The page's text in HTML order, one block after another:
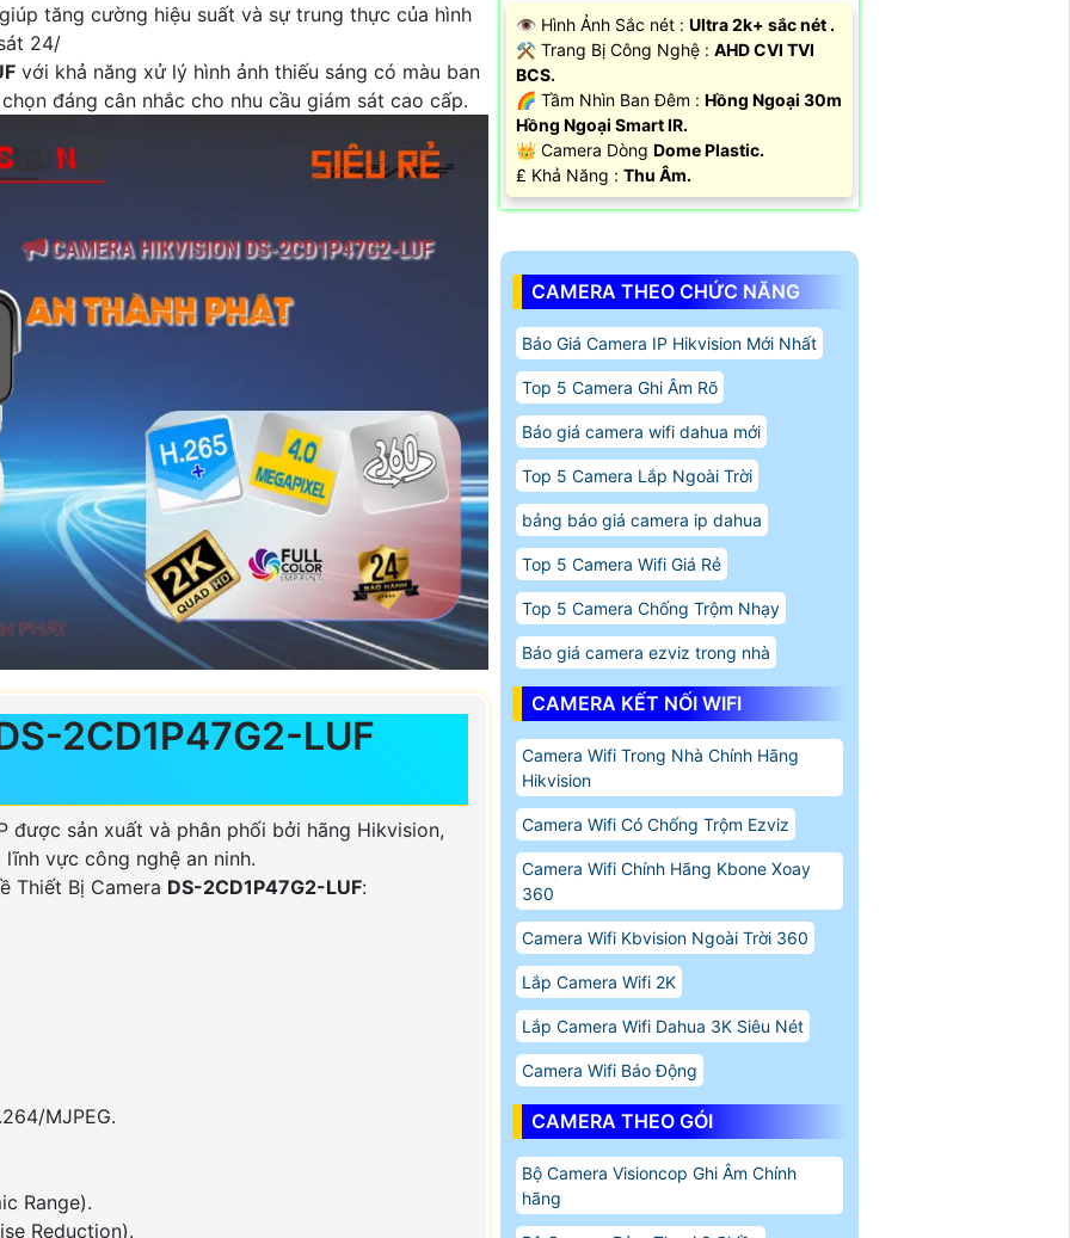
tăng cường hiệu suất và sự trung thực của hình
24/
với khả năng xử lý hình ảnh thiếu sáng có màu ban
đáng cân nhắc cho nhu cầu giám sát cao cấp.
2CD1P47G2-LUF
được sản xuất và phân phối bởi hãng Hikvision,
vực công nghệ an ninh.
Thiết Bị Camera DS-2CD1P47G2-LUF:
MJPEG.
Range).
Reduction).
👁 Hình Ảnh Sắc nét : Ultra 2k+ sắc nét .
⚒ Trang Bị Công Nghệ : AHD CVI TVI
BCS.
🌈 Tầm Nhìn Ban Đêm : Hồng Ngoại 30m
Hồng Ngoại Smart IR.
👑 Camera Dòng Dome Plastic.
️₤ Khả Năng : Thu Âm.
CAMERA THEO CHỨC NĂNG
Báo Giá Camera IP Hikvision Mới Nhất
Top 5 Camera Ghi Âm Rõ
Báo giá camera wifi dahua mới
Top 5 Camera Lắp Ngoài Trời
bảng báo giá camera ip dahua
Top 5 Camera Wifi Giá Rẻ
Top 5 Camera Chống Trộm Nhạy
Báo giá camera ezviz trong nhà
CAMERA KẾT NỐI WIFI
Camera Wifi Trong Nhà Chính Hãng
Hikvision
Camera Wifi Có Chống Trộm Ezviz
Camera Wifi Chính Hãng Kbone Xoay
360
Camera Wifi Kbvision Ngoài Trời 360
Lắp Camera Wifi 2K
Lắp Camera Wifi Dahua 3K Siêu Nét
Camera Wifi Báo Động
CAMERA THEO GÓI
Bộ Camera Visioncop Ghi Âm Chính
hãng